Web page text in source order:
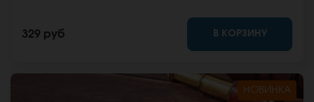
329 руб В КОРЗИНУ
НОВИНКА